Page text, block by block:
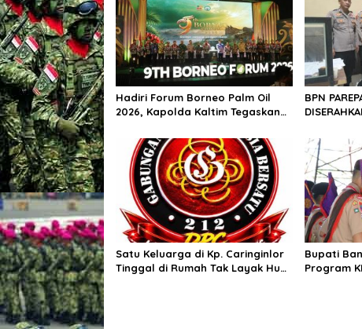
Hadiri Forum Borneo Palm Oil
2026, Kapolda Kaltim Tegaskan
BPN
BPN
POLRES!
Satu Keluarga di Kp. Caringinlor
Tinggal di Rumah Tak Layak Huni,
Bupati
Program